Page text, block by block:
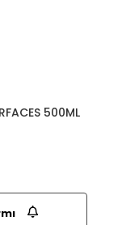
500ML